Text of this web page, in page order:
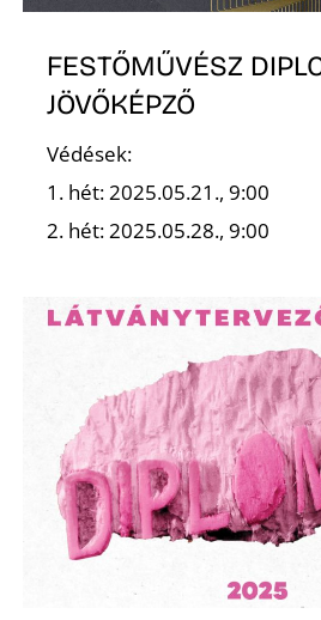
FESTŐMŰVÉSZ
JÖVŐKÉPZŐ
Védések:
1. hét: 2025.05.21., 9:00
2. hét: 2025.05.28., 9:00